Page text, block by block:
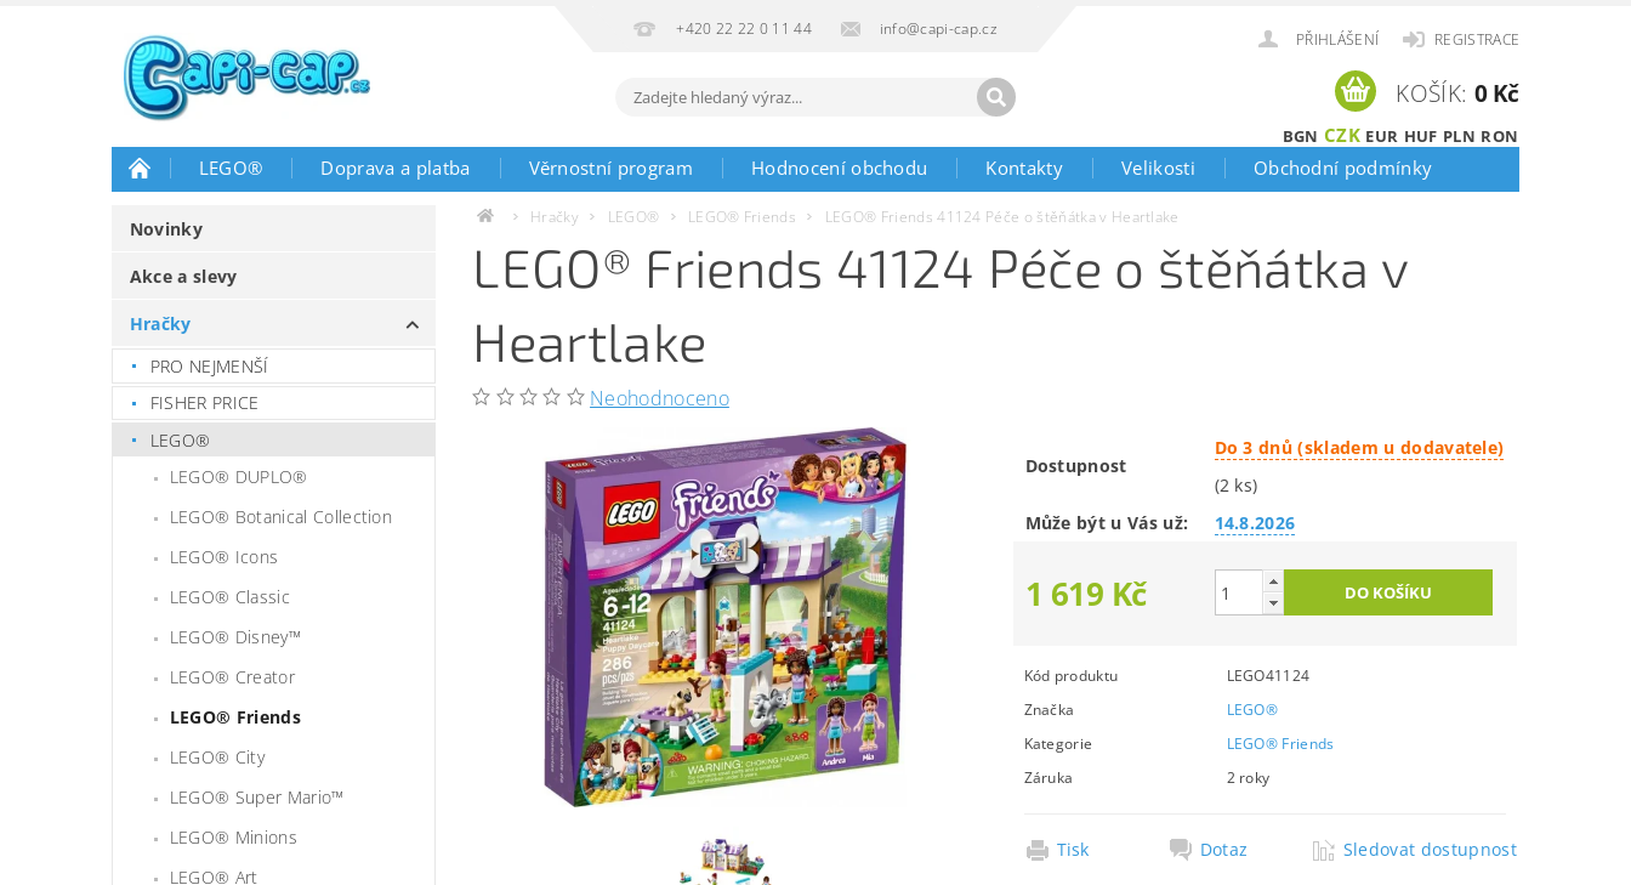
+420 22 22 0 11 44 info@capi-cap.cz
PŘIHLÁŠENÍ REGISTRACE
BGN CZK EUR HUF PLN RON
KOŠÍK: 0 Kč
LEGO® Doprava a platba Věrnostní program Hodnocení obchodu Kontakty Velikosti Obchodní podmínky
Novinky
Akce a slevy
Hračky
PRO NEJMENŠÍ
FISHER PRICE
LEGO®
LEGO® DUPLO®
LEGO® Botanical Collection
LEGO® Icons
LEGO® Classic
LEGO® Disney™
LEGO® Creator
LEGO® Friends
LEGO® City
LEGO® Super Mario™
LEGO® Minions
LEGO® Art
Hračky LEGO® LEGO® Friends LEGO® Friends 41124 Péče o štěňátka v Heartlake
LEGO® Friends 41124 Péče o štěňátka v
Heartlake
Neohodnoceno
Dostupnost
Do 3 dnů (skladem u dodavatele)
(2 ks)
Může být u Vás už:
14.8.2026
1 619 Kč
Kód produktu
LEGO41124
Značka
LEGO®
Kategorie
LEGO® Friends
Záruka
2 roky
Tisk Dotaz Sledovat dostupnost